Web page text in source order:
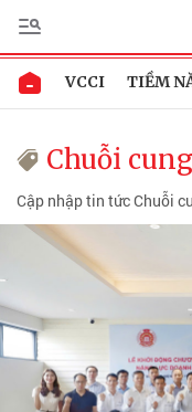
VCCI TIỀM
Chuỗi
Cập nhập tin tức Chuỗi